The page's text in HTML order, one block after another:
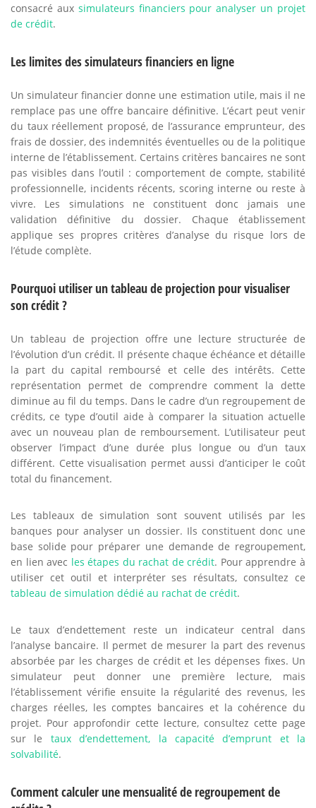
consacré aux simulateurs financiers pour analyser un projet
de crédit.
Les limites des simulateurs financiers en ligne
Un simulateur financier donne une estimation utile, mais il ne
remplace pas une offre bancaire définitive. L’écart peut venir
du taux réellement proposé, de l’assurance emprunteur, des
frais de dossier, des indemnités éventuelles ou de la politique
interne de l’établissement. Certains critères bancaires ne sont
pas visibles dans l’outil : comportement de compte, stabilité
professionnelle, incidents récents, scoring interne ou reste à
vivre. Les simulations ne constituent donc jamais une
validation définitive du dossier. Chaque établissement
applique ses propres critères d’analyse du risque lors de
l’étude complète.
Pourquoi utiliser un tableau de projection pour visualiser
son crédit ?
Un tableau de projection offre une lecture structurée de
l’évolution d’un crédit. Il présente chaque échéance et détaille
la part du capital remboursé et celle des intérêts. Cette
représentation permet de comprendre comment la dette
diminue au fil du temps. Dans le cadre d’un regroupement de
crédits, ce type d’outil aide à comparer la situation actuelle
avec un nouveau plan de remboursement. L’utilisateur peut
observer l’impact d’une durée plus longue ou d’un taux
différent. Cette visualisation permet aussi d’anticiper le coût
total du financement.
Les tableaux de simulation sont souvent utilisés par les
banques pour analyser un dossier. Ils constituent donc une
base solide pour préparer une demande de regroupement,
en lien avec les étapes du rachat de crédit. Pour apprendre à
utiliser cet outil et interpréter ses résultats, consultez ce
tableau de simulation dédié au rachat de crédit.
Le taux d’endettement reste un indicateur central dans
l’analyse bancaire. Il permet de mesurer la part des revenus
absorbée par les charges de crédit et les dépenses fixes. Un
simulateur peut donner une première lecture, mais
l’établissement vérifie ensuite la régularité des revenus, les
charges réelles, les comptes bancaires et la cohérence du
projet. Pour approfondir cette lecture, consultez cette page
sur le taux d’endettement, la capacité d’emprunt et la
solvabilité.
Comment calculer une mensualité de regroupement de